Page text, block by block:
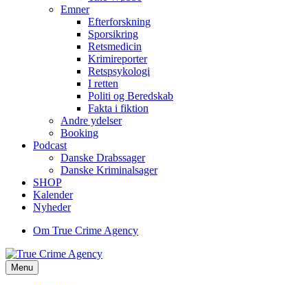
Emner
Efterforskning
Sporsikring
Retsmedicin
Krimireporter
Retspsykologi
I retten
Politi og Beredskab
Fakta i fiktion
Andre ydelser
Booking
Podcast
Danske Drabssager
Danske Kriminalsager
SHOP
Kalender
Nyheder
Om True Crime Agency
Menu